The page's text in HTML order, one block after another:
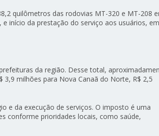
quilômetros das rodovias MT-320 e MT-208
início da prestação do serviço aos usuários,
da região. Desse total,
3,9 milhões para Nova Canaã do Norte, R$ 2,5
e da execução de serviços. O imposto é uma
conforme prioridades locais, como saúde,